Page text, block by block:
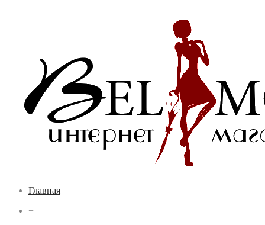
Главная
+